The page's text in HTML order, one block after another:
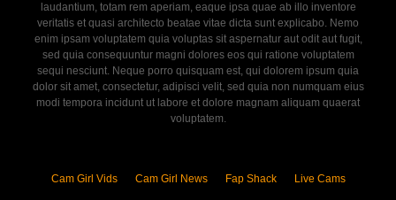
laudantium, totam rem aperiam, eaque ipsa quae ab illo inventore
veritatis et quasi architecto beatae vitae dicta sunt explicabo. Nemo
enim ipsam voluptatem quia voluptas sit aspernatur aut odit aut fugit,
sed quia consequuntur magni dolores eos qui ratione voluptatem
sequi nesciunt. Neque porro quisquam est, qui dolorem ipsum quia
dolor sit amet, consectetur, adipisci velit, sed quia non numquam eius
modi tempora incidunt ut labore et dolore magnam aliquam quaerat
voluptatem.
Cam Girl Vids Cam Girl News Fap Shack Live Cams